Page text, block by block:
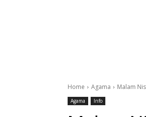
Home Agama Malam
Agama Info